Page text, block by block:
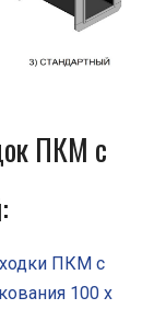
ПКМ с
ПКМ с
100 x